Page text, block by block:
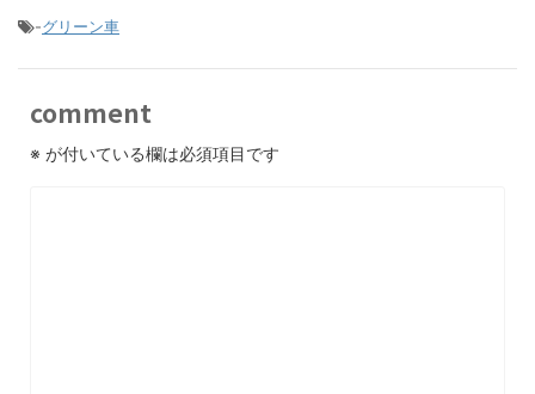
-グリーン車
comment
※ が付いている欄は必須項目です